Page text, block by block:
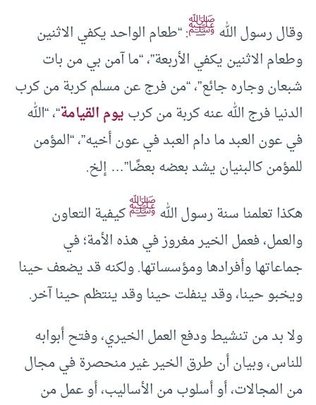
وقال رسول اللهﷺ: “طعام الواحد يكفي الاثنين
وطعام الاثنين يكفي الأربعة”، “ما آمن بي من بات
شبعان وجاره جائع”، “من فرج عن مسلم كربة من كرب
الدنيا فرج الله عنه كربة من كربيوم القيامة“، “الله
في عون العبد ما دام العبد في عون أخيه”، “‏المؤمن
للمؤمن كالبنيان يشد بعضه بعضًا”… إلخ.
هكذا تعلمنا سنة رسول اللهﷺكيفية التعاون
والعمل، فعمل الخير مغروز في هذه الأمة؛ في
جماعاتها وأفرادها ومؤسساتها. ولكنه قد يضعف حينا
ويخبو حينا، وقد ينفلت حينا وقد ينتظم حينا آخر.
ولا بد من تنشيط ودفع العمل الخيري، وفتح أبوابه
للناس، وبيان أن طرق الخير غير منحصرة في مجال
من المجالات، أو أسلوب من الأساليب، أو عمل من